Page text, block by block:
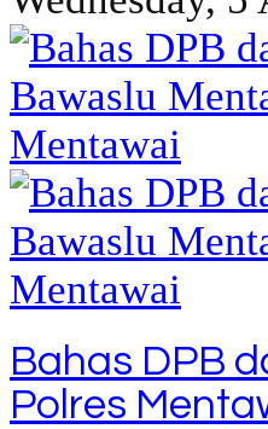
Bahas DPB
Polres